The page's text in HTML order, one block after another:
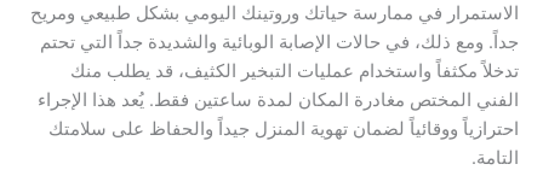
الاستمرار في ممارسة حياتك وروتينك اليومي بشكل طبيعي ومريح
جداً. ومع ذلك، في حالات الإصابة الوبائية والشديدة جداً التي تحتم
تدخلاً مكثفاً واستخدام عمليات التبخير الكثيف، قد يطلب منك
الفني المختص مغادرة المكان لمدة ساعتين فقط. يُعد هذا الإجراء
احترازياً ووقائياً لضمان تهوية المنزل جيداً والحفاظ على سلامتك
التامة.